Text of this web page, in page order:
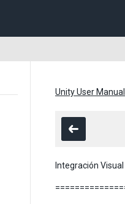
Unity User
Integración